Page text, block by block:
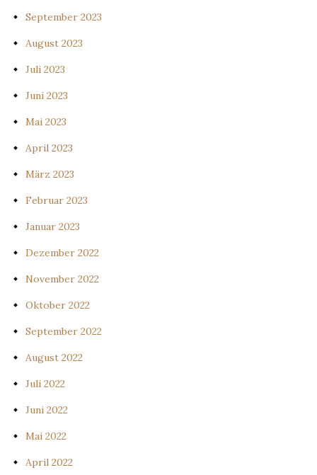
September 2023
August 2023
Juli 2023
Juni 2023
Mai 2023
April 2023
März 2023
Februar 2023
Januar 2023
Dezember 2022
November 2022
Oktober 2022
September 2022
August 2022
Juli 2022
Juni 2022
Mai 2022
April 2022